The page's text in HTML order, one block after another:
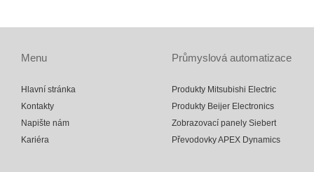
Menu
Hlavní stránka
Kontakty
Napište nám
Kariéra
Průmyslová automatizace
Produkty Mitsubishi Electric
Produkty Beijer Electronics
Zobrazovací panely Siebert
Převodovky APEX Dynamics